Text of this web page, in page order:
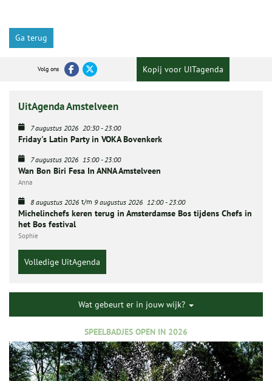
Ga terug
Volg ons Kopij voor UITagenda
UitAgenda Amstelveen
7 augustus 2026 20:30-23:00
Friday's Latin Party in VOKA Bovenkerk
7 augustus 2026 15:00-23:00
Wan Bon Biri Fesa In ANNA Amstelveen
Anna
8 augustus 2026 t/m 9 augustus 2026 12:00-23:00
Michelinchefs keren terug in Amsterdamse Bos tijdens Chefs in
het Bos festival
Sophie
Volledige UitAgenda
Wat gebeurt er in jouw wijk?
SPEELBADJES OPEN IN 2026